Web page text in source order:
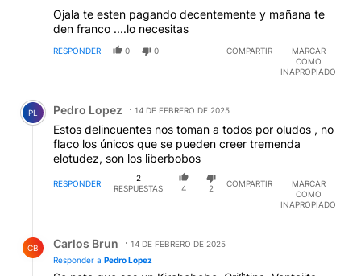
Ojala te esten pagando decentemente y mañana te
den franco ....lo necesitas
RESPONDER 0 0 COMPARTIR
MARCAR
COMO
INAPROPIADO
Comentario de Pedro Lopez.
PL Pedro Lopez 14 DE FEBRERO DE 2025
Estos delincuentes nos toman a todos por oludos , no
flaco los únicos que se pueden creer tremenda
elotudez, son los liberbobos
RESPONDER
2
RESPUESTAS
4 2
COMPARTIR
MARCAR
COMO
INAPROPIADO
CB Carlos Brun
14 DE FEBRERO DE 2025
Responder a Pedro Lopez